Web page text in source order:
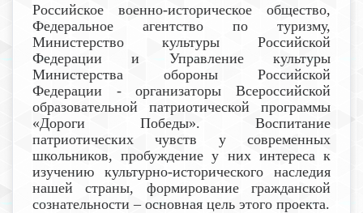
Российское военно-историческое общество,
Федеральное агентство по туризму,
Министерство культуры Российской
Федерации и Управление культуры
Министерства обороны Российской
Федерации - организаторы Всероссийской
образовательной патриотической программы
«Дороги Победы». Воспитание
патриотических чувств у современных
школьников, пробуждение у них интереса к
изучению культурно-исторического наследия
нашей страны, формирование гражданской
сознательности – основная цель этого проекта.